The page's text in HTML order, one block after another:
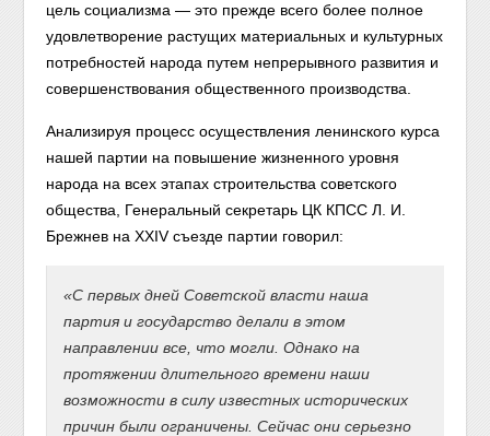
цель социализма — это прежде всего более полное
удовлетворение растущих материальных и культурных
потребностей народа путем непрерывного развития и
совершенствования общественного производства.
Анализируя процесс осуществления ленинского курса
нашей партии на повышение жизненного уровня
народа на всех этапах строительства советского
общества, Генеральный секретарь ЦК КПСС Л. И.
Брежнев на XXIV съезде партии говорил:
«С первых дней Советской власти наша
партия и государство делали в этом
направлении все, что могли. Однако на
протяжении длительного времени наши
возможности в силу известных исторических
причин были ограничены. Сейчас они серьезно